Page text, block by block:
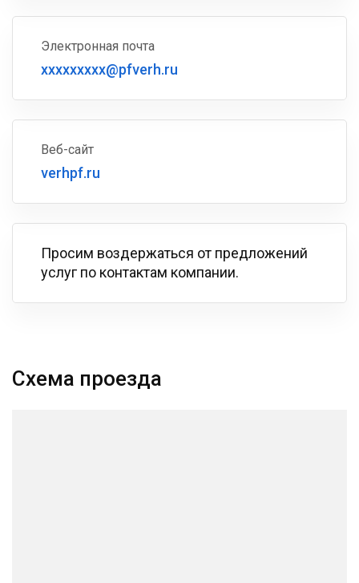
Электронная почта
xxxxxxxxx@pfverh.ru
Веб-сайт
verhpf.ru
Просим воздержаться от предложений
услуг по контактам компании.
Схема проезда